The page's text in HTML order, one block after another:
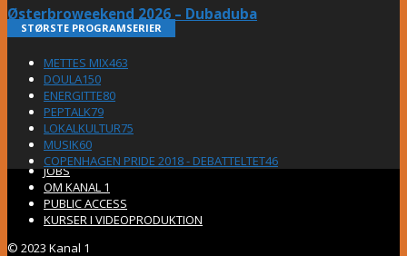
Østerbroweekend 2026 – Dubaduba
STØRSTE PROGRAMSERIER
METTES MIX463
DOULA150
ENERGITTE80
PEPTALK79
LOKALKULTUR75
MUSIK60
COPENHAGEN PRIDE 2018 - DEBATTELTET46
JOBS
OM KANAL 1
PUBLIC ACCESS
KURSER I VIDEOPRODUKTION
© 2023 Kanal 1